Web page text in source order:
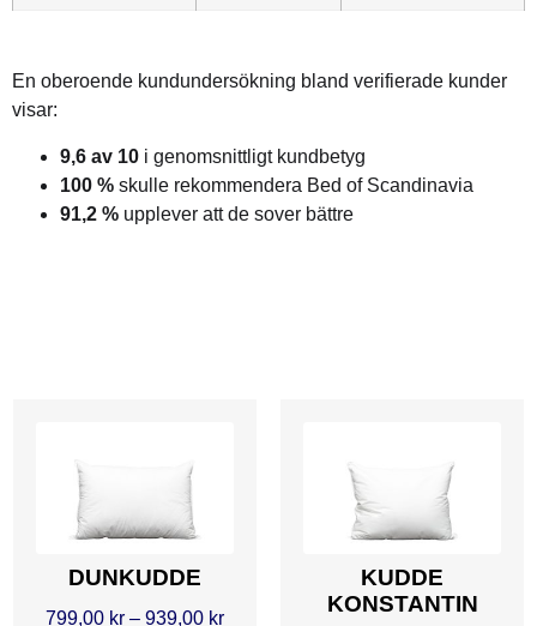
En oberoende kundundersökning bland verifierade kunder
visar:
9,6 av 10 i genomsnittligt kundbetyg
100 % skulle rekommendera Bed of Scandinavia
91,2 % upplever att de sover bättre
DUNKUDDE
799,00 kr – 939,00 kr
KUDDE
KONSTANTIN